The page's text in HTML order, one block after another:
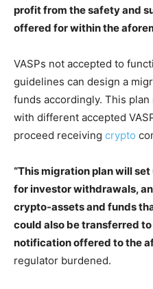
profit from the safety and
offered for within the
VASPs not accepted to
guidelines can design a
funds accordingly. This
with different accepted
proceed receiving crypto
“This migration plan will
for investor withdrawals,
crypto-assets and funds
could also be transferred
notification offered to the
regulator burdened.